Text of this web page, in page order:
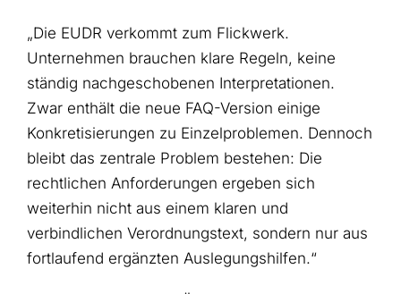
„Die EUDR verkommt zum Flickwerk.
Unternehmen brauchen klare Regeln, keine
ständig nachgeschobenen Interpretationen.
Zwar enthält die neue FAQ-Version einige
Konkretisierungen zu Einzelproblemen. Dennoch
bleibt das zentrale Problem bestehen: Die
rechtlichen Anforderungen ergeben sich
weiterhin nicht aus einem klaren und
verbindlichen Verordnungstext, sondern nur aus
fortlaufend ergänzten Auslegungshilfen.“